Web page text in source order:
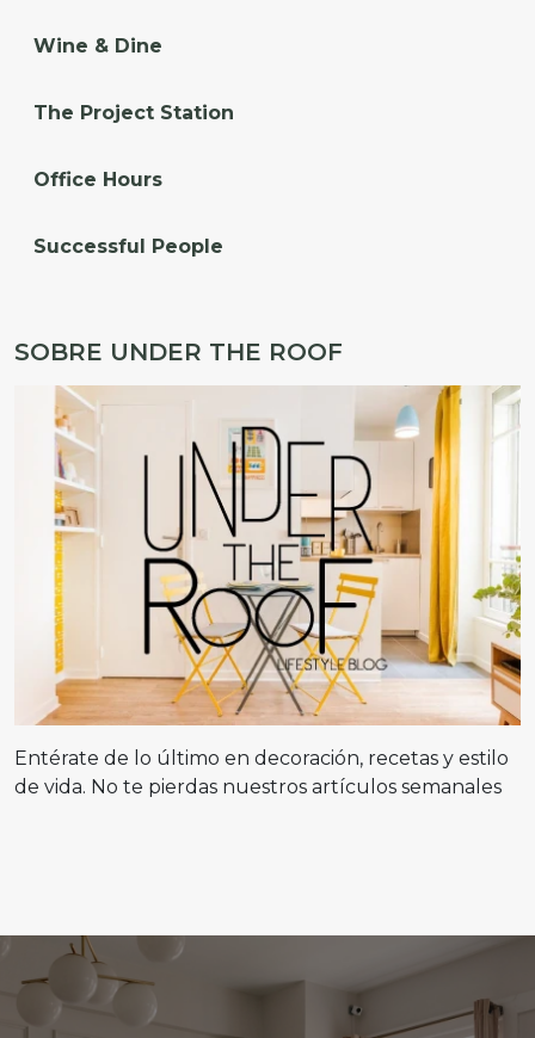
Wine & Dine
The Project Station
Office Hours
Successful People
SOBRE UNDER THE ROOF
Entérate de lo último en decoración, recetas y estilo
de vida. No te pierdas nuestros artículos semanales